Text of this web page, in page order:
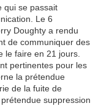
qui se passait
Le 6
Doughty a rendu
de communiquer des
le faire en 21 jours.
pertinentes pour les
la prétendue
de la fuite de
suppression